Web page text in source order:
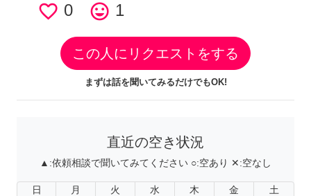
favorite_border 0 tag_faces 1
この人にリクエストをする
まずは話を聞いてみるだけでもOK!
直近の空き状況
▲:依頼相談で聞いてみてください ○:空あり ✕:空なし
日 月 火 水 木 金 土